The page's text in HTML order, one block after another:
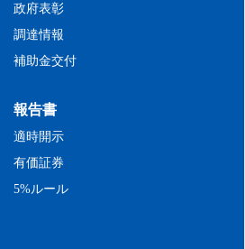
政府表彰
調達情報
補助金交付
報告書
適時開示
有価証券
5%ルール